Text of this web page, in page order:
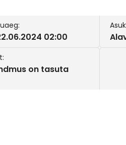
02:00
on tasuta